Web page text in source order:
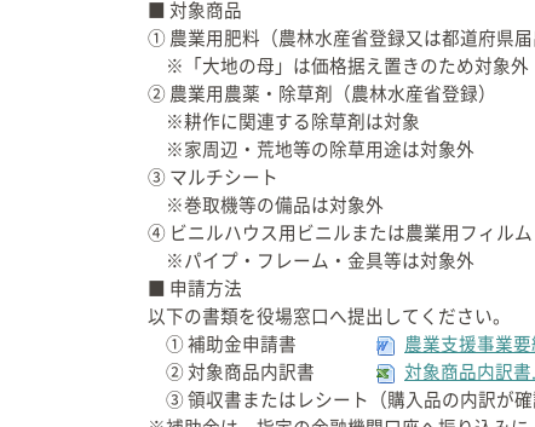
村からの振込の確認方
法
オープンデータとは
■ 対象商品
① 農業用肥料（農林水産省登録又は都道府県届
※「大地の母」は価格据え置きのため対象外
② 農業用農薬・除草剤（農林水産省登録）
※耕作に関連する除草剤は対象
※家周辺・荒地等の除草用途は対象外
③ マルチシート
※巻取機等の備品は対象外
④ ビニルハウス用ビニルまたは農業用フィルム
※パイプ・フレーム・金具等は対象外
■ 申請方法
以下の書類を役場窓口へ提出してください。
① 補助金申請書
農業支援事業
② 対象商品内訳書
対象商品内訳
③ 領収書またはレシート（購入品の内訳が確